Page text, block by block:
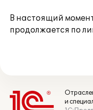
В настоящий
продолжается по
и